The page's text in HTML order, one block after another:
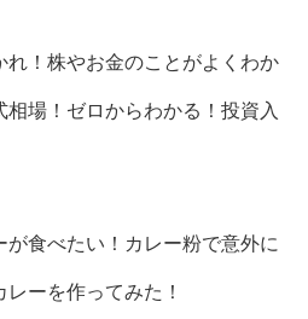
れ！株やお金のことがよくわか
相場！ゼロからわかる！投資入
食べたい！カレー粉で意外に
ーを作ってみた！